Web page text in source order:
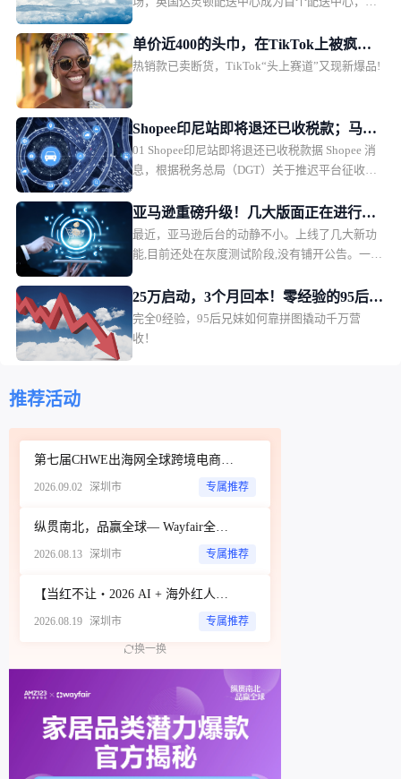
单价近400的头巾，在TikTok上被疯狂
“要链接”
热销款已卖断货，TikTok“头上赛道”又现新爆品!
Shopee印尼站即将退还已收税款；马来
西亚呼吁降低卖家运营成本，而不是限
制境外平台进入；新加坡要求下架一产
01 Shopee印尼站即将退还已收税款据 Shopee 消
息，根据税务总局（DGT）关于推迟平台征收第
年 8 月 6 日星期四 00:00 WIB 正式停止征收第 22
条所得税。为此，Shopee 将退还 2026 年 8 月 1
日至 5 日期间交易中收取的税款。退款将分阶段
间通过调整卖家账户余额的方式完成。整个过程
将由我们的系统自动完成，因此卖家无需采取任
何行动。我们承诺将继续遵守所有适用的政府法
规。⚠️注意事项考虑到退款和资金处理时间，每
亚马逊重磅升级！几大版面正在进行灰
度测试
最近，亚马逊后台的动静不小。上线了几大新功
能,目前还处在灰度测试阶段,没有铺开公告。一、
评论展示几大核心功能测试，会发现一条很明显
的线索:平台正在把越来越多的判断权,交给AI来
做。SP广告后台悄悄多了一个选项,叫"定向策
或商品投放——出价不会超过你设的上限,相当于
免费配了一个拓词助手,省掉不少手动筛词、加词
它会主动砍掉什么。
25万启动，3个月回本！零经验的95后兄
妹在亚马逊用拼图撬动全球近千万销售
额
完全0经验，95后兄妹如何靠拼图撬动千万营
收！
推荐活动
第七届CHWE出海网全球跨境电商展（深圳）秋季展
2026.09.02 深圳市 专属推荐
纵贯南北，品赢全球— Wayfair全品类招商城市巡回Workshop（深圳站）
2026.08.13 深圳市 专属推荐
【当红不让・2026 AI + 海外红人营销大会暨 WotoHub 卖家大会】
2026.08.19 深圳市 专属推荐
换一换